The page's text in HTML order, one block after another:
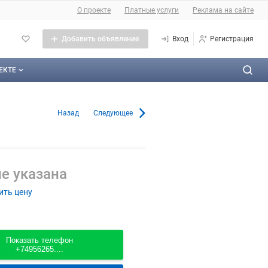
О сайте
О проекте Платные услуги Реклама на сайте
Добавить объявление Вход Регистрация
на сайте
сайта
в Москве
Назад Следующее
указана
цену
Показать телефон
+74956265....